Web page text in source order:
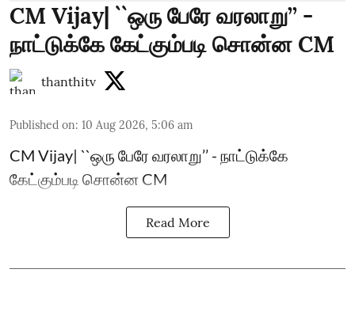
CM Vijay| ``ஒரு பேரே வரலாறு’’ -
நாட்டுக்கே கேட்கும்படி சொன்ன CM
thanthitv
Published on: 10 Aug 2026, 5:06 am
CM Vijay| ``ஒரு பேரே வரலாறு’’ - நாட்டுக்கே
கேட்கும்படி சொன்ன CM
Read More